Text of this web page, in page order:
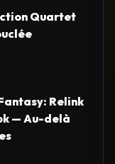
Quartet
Relink
— Au-delà